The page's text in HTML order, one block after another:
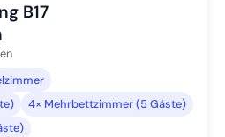
B17
4× Mehrbettzimmer (5 Gäste)